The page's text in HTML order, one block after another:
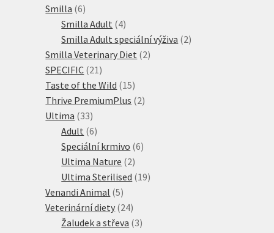
Smilla 66
produktů
Smilla Adult 44
produkty
Smilla Adult speciální výživa 22
Smilla Veterinary Diet 22
SPECIFIC 21 21
produktů
Taste of the Wild 1515
produktů
Thrive PremiumPlus 22
Ultima 3333
produktů
Adult 66
produktů
Speciální krmivo 66
Ultima Nature 22
produkty
Ultima Sterilised 1919
Venandi Animal 55
produktů
Veterinární diety 2424
produktů
Žaludek a střeva 33